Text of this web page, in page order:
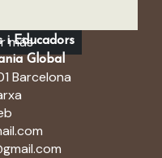
más
i Educadors
Global
Barcelona